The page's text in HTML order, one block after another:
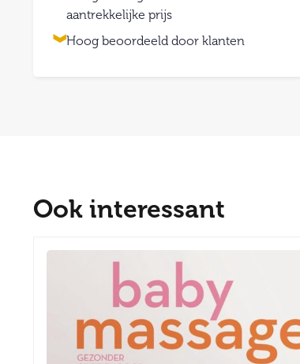
aantrekkelijke prijs
Hoog beoordeeld door klanten
Ook interessant